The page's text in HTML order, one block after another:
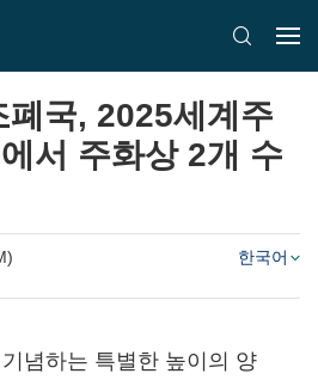
폐국, 2025세계주
서 주화상 2개 수
한국어
념하는 특별한 높이의 양